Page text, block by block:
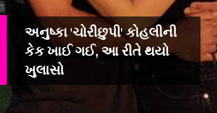
અનુષ્કા 'ચોરીછુપી' કોહલીની
કેક ખાઈ ગઈ, આ રીતે થયો
ખુલાસો